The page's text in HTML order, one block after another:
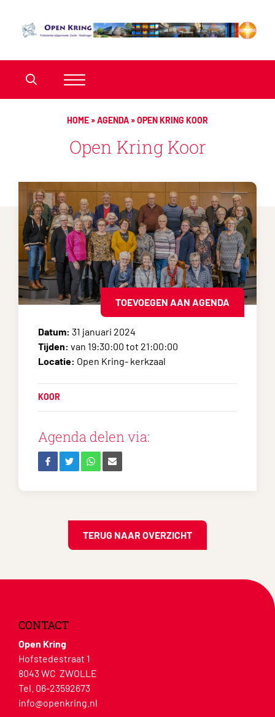
HOME »AGENDA »OPEN KRING KOOR
Open Kring Koor
TOEVOEGEN AAN AGENDA
Datum: 31 januari 2024
Tijden: van 19:30:00 tot 21:00:00
Locatie: Open Kring- kerkzaal
KOOR
Agenda delen via:
TERUG NAAR OVERZICHT
CONTACT
Open Kring
Hofstedestraat 1
8043 WC ZWOLLE
Tel. 06-23592673
info@openkring.nl